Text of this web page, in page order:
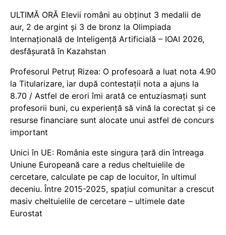
ULTIMĂ ORĂ Elevii români au obținut 3 medalii de
aur, 2 de argint și 3 de bronz la Olimpiada
Internațională de Inteligență Artificială – IOAI 2026,
desfășurată în Kazahstan
Profesorul Petruț Rizea: O profesoară a luat nota 4.90
la Titularizare, iar după contestații nota a ajuns la
8.70 / Astfel de erori îmi arată ce entuziasmați sunt
profesorii buni, cu experiență să vină la corectat și ce
resurse financiare sunt alocate unui astfel de concurs
important
Unici în UE: România este singura țară din întreaga
Uniune Europeană care a redus cheltuielile de
cercetare, calculate pe cap de locuitor, în ultimul
deceniu. Între 2015-2025, spațiul comunitar a crescut
masiv cheltuielile de cercetare – ultimele date
Eurostat